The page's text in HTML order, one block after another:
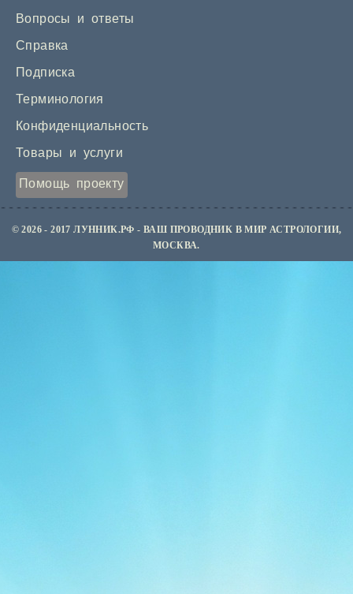
Вопросы и ответы
Справка
Подписка
Терминология
Конфиденциальность
Товары и услуги
Помощь проекту
© 2026 - 2017 ЛУННИК.РФ - ВАШ ПРОВОДНИК В МИР АСТРОЛОГИИ,
МОСКВА.